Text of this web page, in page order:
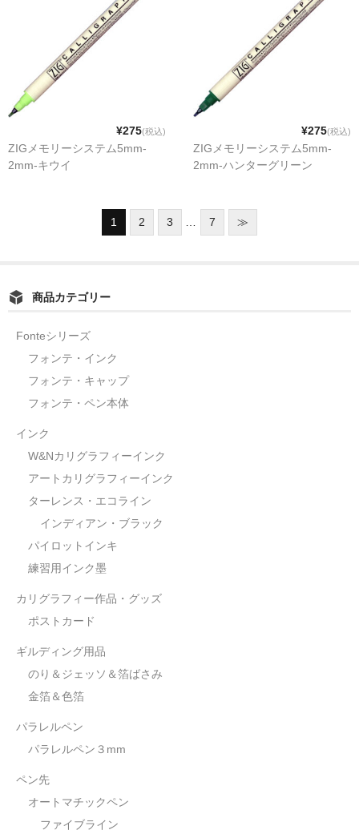
¥275(税込)
ZIGメモリーシステム5mm-
2mm-キウイ
¥275(税込)
ZIGメモリーシステム5mm-
2mm-ハンターグリーン
1 2 3 7 ≫
商品カテゴリー
Fonteシリーズ
フォンテ・インク
フォンテ・キャップ
フォンテ・ペン本体
インク
W&Nカリグラフィーインク
アートカリグラフィーインク
ターレンス・エコライン
インディアン・ブラック
パイロットインキ
練習用インク墨
カリグラフィー作品・グッズ
ポストカード
ギルディング用品
のり＆ジェッソ＆箔ばさみ
金箔＆色箔
パラレルペン
パラレルペン３mm
ペン先
オートマチックペン
ファイブライン